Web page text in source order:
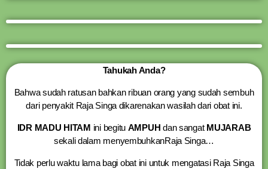
Tahukah Anda?
Bahwa sudah ratusan bahkan ribuan orang yang sudah sembuh
dari penyakit Raja Singa dikarenakan wasilah dari obat ini.
IDR MADU HITAM ini begitu AMPUH dan sangat MUJARAB
sekali dalam menyembuhkanRaja Singa…
Tidak perlu waktu lama bagi obat ini untuk mengatasi Raja Singa